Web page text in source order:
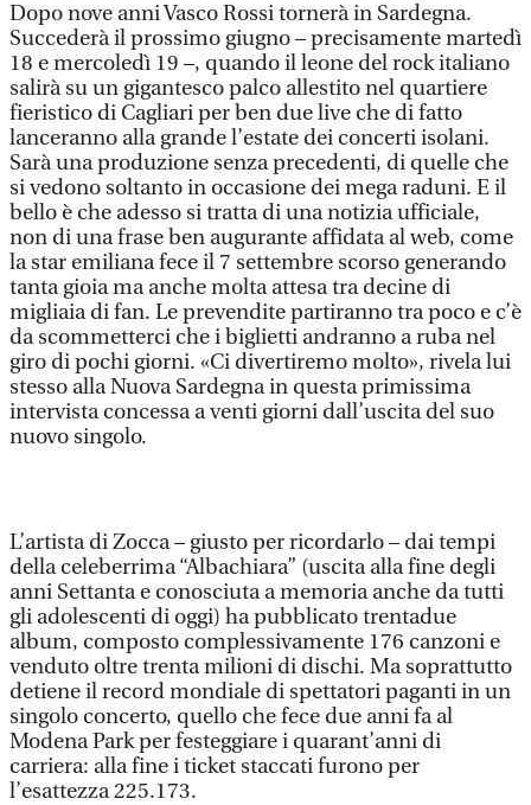
Dopo nove anni Vasco Rossi tornerà in Sardegna.
Succederà il prossimo giugno – precisamente martedì
18 e mercoledì 19 –, quando il leone del rock italiano
salirà su un gigantesco palco allestito nel quartiere
fieristico di Cagliari per ben due live che di fatto
lanceranno alla grande l’estate dei concerti isolani.
Sarà una produzione senza precedenti, di quelle che
si vedono soltanto in occasione dei mega raduni. E il
bello è che adesso si tratta di una notizia ufficiale,
non di una frase ben augurante affidata al web, come
la star emiliana fece il 7 settembre scorso generando
tanta gioia ma anche molta attesa tra decine di
migliaia di fan. Le prevendite partiranno tra poco e c’è
da scommetterci che i biglietti andranno a ruba nel
giro di pochi giorni. «Ci divertiremo molto», rivela lui
stesso alla Nuova Sardegna in questa primissima
intervista concessa a venti giorni dall’uscita del suo
nuovo singolo.
L’artista di Zocca – giusto per ricordarlo – dai tempi
della celeberrima “Albachiara” (uscita alla fine degli
anni Settanta e conosciuta a memoria anche da tutti
gli adolescenti di oggi) ha pubblicato trentadue
album, composto complessivamente 176 canzoni e
venduto oltre trenta milioni di dischi. Ma soprattutto
detiene il record mondiale di spettatori paganti in un
singolo concerto, quello che fece due anni fa al
Modena Park per festeggiare i quarant’anni di
carriera: alla fine i ticket staccati furono per
l’esattezza 225.173.